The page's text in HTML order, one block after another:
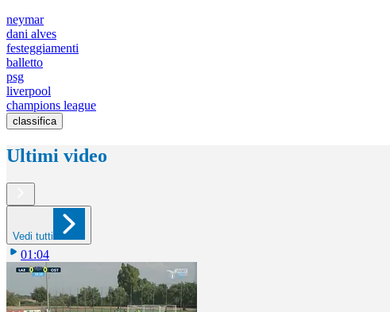
neymar
dani alves
festeggiamenti
balletto
psg
liverpool
champions league
classifica
Ultimi video
Vedi tutti
01:04